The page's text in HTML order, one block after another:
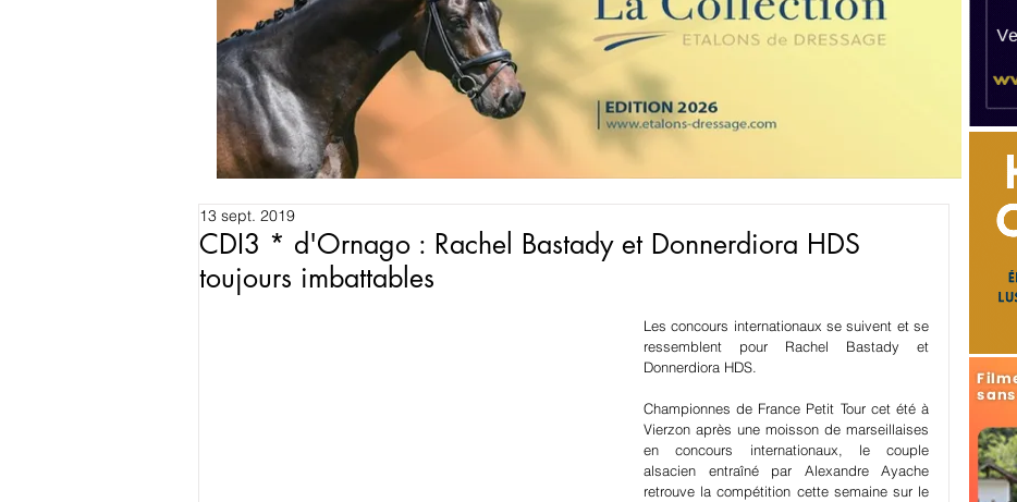
CDI3 * d'Ornago : Rachel Bastady et Donnerdiora HDS
toujours imbattables
13 sept. 2019
Les concours internationaux se suivent et se
ressemblent pour Rachel Bastady et
Donnerdiora HDS.
Championnes de France Petit Tour cet été à
Vierzon après une moisson de marseillaises
en concours internationaux, le couple
alsacien entraîné par Alexandre Ayache
retrouve la compétition cette semaine sur le